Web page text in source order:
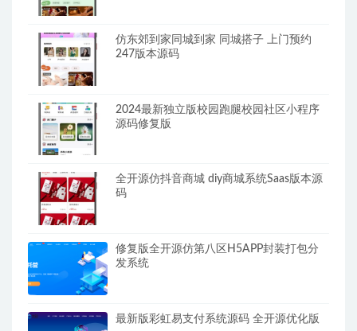
仿东郊到家同城到家 同城搭子 上门预约
247版本源码
2024最新独立版校园跑腿校园社区小程序
源码修复版
全开源仿抖音商城 diy商城系统Saas版本源
码
修复版全开源仿第八区H5APP封装打包分
发系统
最新版彩虹易支付系统源码 全开源优化版